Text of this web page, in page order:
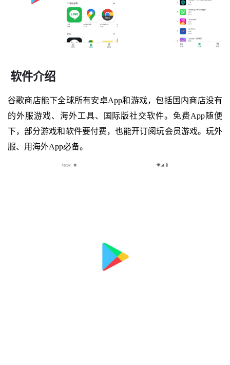
软件介绍
谷歌商店能下全球所有安卓App和游戏，包括国内商店没有
的外服游戏、海外工具、国际版社交软件。免费App随便
下，部分游戏和软件要付费，也能开订阅玩会员游戏。玩外
服、用海外App必备。